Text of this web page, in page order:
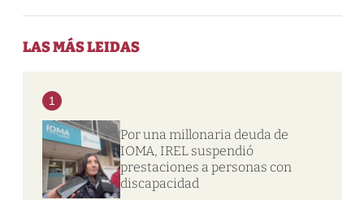
LAS MÁS LEIDAS
1
Por una millonaria deuda de
IOMA, IREL suspendió
prestaciones a personas con
discapacidad